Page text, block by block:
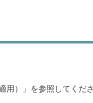
用）」を参照してくださ